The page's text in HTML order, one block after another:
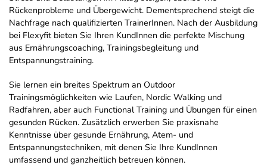
Rückenprobleme und Übergewicht. Dementsprechend steigt die
Nachfrage nach qualifizierten TrainerInnen. Nach der Ausbildung
bei Flexyfit bieten Sie Ihren KundInnen die perfekte Mischung
aus Ernährungscoaching, Trainingsbegleitung und
Entspannungstraining.
Sie lernen ein breites Spektrum an Outdoor
Trainingsmöglichkeiten wie Laufen, Nordic Walking und
Radfahren, aber auch Functional Training und Übungen für einen
gesunden Rücken. Zusätzlich erwerben Sie praxisnahe
Kenntnisse über gesunde Ernährung, Atem- und
Entspannungstechniken, mit denen Sie Ihre KundInnen
umfassend und ganzheitlich betreuen können.